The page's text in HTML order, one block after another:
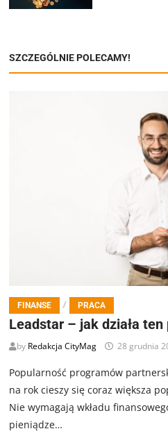
SZCZEGÓLNIE POLECAMY!
FINANSE / PRACA
Leadstar – jak działa
by Redakcja CityMag 28 grudnia
Popularność programów
na rok cieszy się coraz większa
Nie wymagają wkładu
pieniądze…